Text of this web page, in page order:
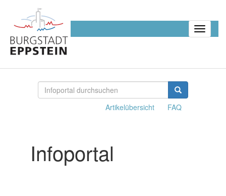
Toggle
FAQ
Artikelübersicht
Infoportal